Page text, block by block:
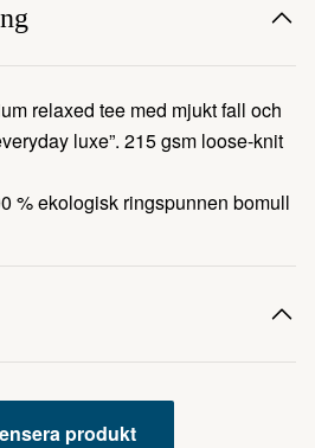
relaxed tee med mjukt fall och
luxe”. 215 gsm loose-knit
% ekologisk ringspunnen bomull
produkt